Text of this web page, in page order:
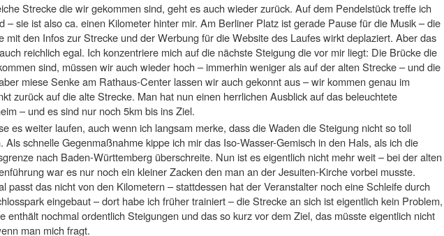
Strecke die wir gekommen sind, geht es auch wieder zurück. Auf dem Pendelstück treffe ich
– sie ist also ca. einen Kilometer hinter mir. Am Berliner Platz ist gerade Pause für die Musik – die
mit den Infos zur Strecke und der Werbung für die Website des Laufes wirkt deplaziert. Aber das
reichlich egal. Ich konzentriere mich auf die nächste Steigung die vor mir liegt: Die Brücke die
sind, müssen wir auch wieder hoch – immerhin weniger als auf der alten Strecke – und die
miese Senke am Rathaus-Center lassen wir auch gekonnt aus – wir kommen genau im
zurück auf die alte Strecke. Man hat nun einen herrlichen Ausblick auf das beleuchtete
– und es sind nur noch 5km bis ins Ziel.
es weiter laufen, auch wenn ich langsam merke, dass die Waden die Steigung nicht so toll
Als schnelle Gegenmaßnahme kippe ich mir das Iso-Wasser-Gemisch in den Hals, als ich die
nach Baden-Württemberg überschreite. Nun ist es eigentlich nicht mehr weit – bei der alten
war es nur noch ein kleiner Zacken den man an der Jesuiten-Kirche vorbei musste.
passt das nicht von den Kilometern – stattdessen hat der Veranstalter noch eine Schleife durch
eingebaut – dort habe ich früher trainiert – die Strecke an sich ist eigentlich kein Problem,
enthält nochmal ordentlich Steigungen und das so kurz vor dem Ziel, das müsste eigentlich nicht
man mich fragt.